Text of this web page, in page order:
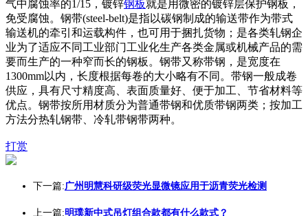
气中腐蚀率的1/15，镀锌钢板就是用微密的镀锌层保护钢板，
免受腐蚀。钢带(steel-belt)是指以碳钢制成的输送带作为带式
输送机的牵引和运载构件，也可用于捆扎货物；是各类轧钢企
业为了适应不同工业部门工业化生产各类金属或机械产品的需
要而生产的一种窄而长的钢板。钢带又称带钢，是宽度在
1300mm以内，长度根据每卷的大小略有不同。带钢一般成卷
供应，具有尺寸精度高、表面质量好、便于加工、节省材料等
优点。钢带按所用材质分为普通带钢和优质带钢两类；按加工
方法分热轧钢带、冷轧带钢带两种。
打赏
下一篇:广州明慧科研级荧光显微镜应用于沥青荧光检测
上一篇:明璞新中式吊灯组合款都有什么款式？